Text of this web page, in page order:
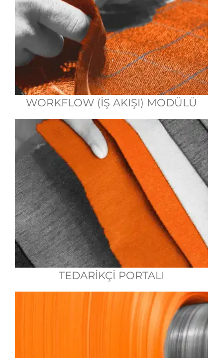
WORKFLOW (İŞ AKIŞI) MODÜLÜ
TEDARİKÇİ PORTALI